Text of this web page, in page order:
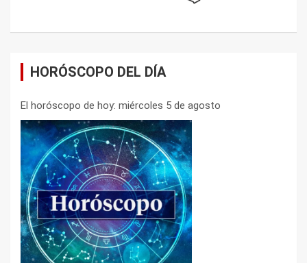
HORÓSCOPO DEL DÍA
El horóscopo de hoy: miércoles 5 de agosto